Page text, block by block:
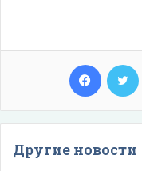
Facebook
Другие новости